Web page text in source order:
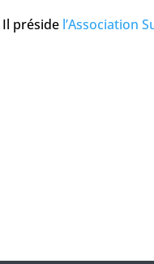
Il préside l’Association